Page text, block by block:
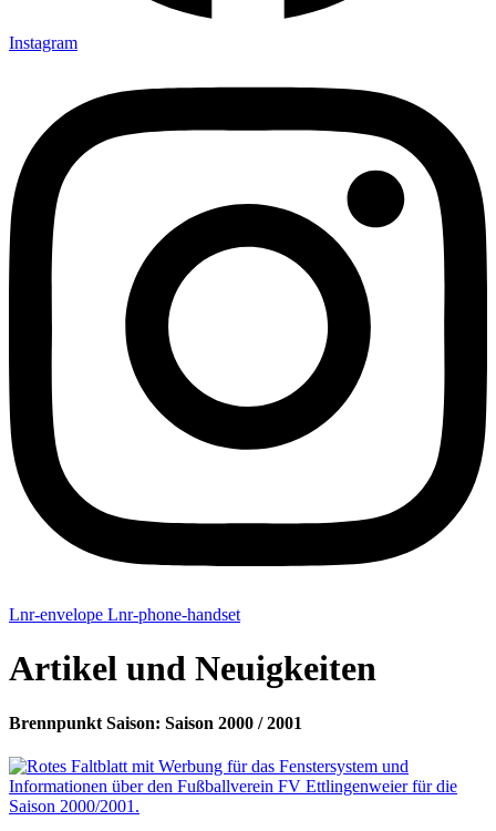
Instagram
Lnr-envelope Lnr-phone-handset
Artikel und Neuigkeiten
Brennpunkt Saison: Saison 2000 / 2001